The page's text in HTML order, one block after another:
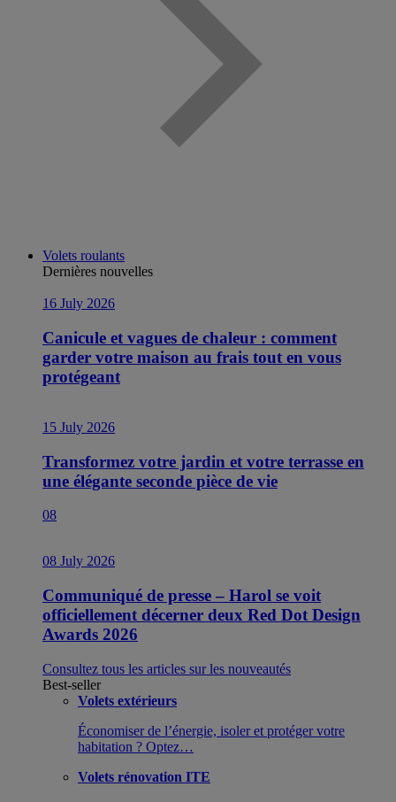
Volets roulants
Dernières nouvelles
16 July 2026
Canicule et vagues de chaleur : comment
garder votre maison au frais tout en vous
protégeant
15 July 2026
Transformez votre jardin et votre terrasse en
une élégante seconde pièce de vie
08
08 July 2026
Communiqué de presse – Harol se voit
officiellement décerner deux Red Dot Design
Awards 2026
Consultez tous les articles sur les nouveautés
Best-seller
Volets extérieurs
Économiser de l’énergie, isoler et protéger votre
habitation ? Optez…
Volets rénovation ITE